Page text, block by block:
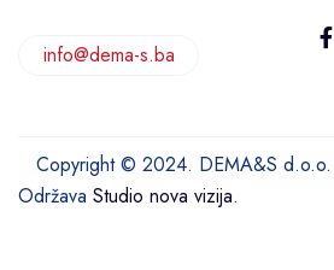
info@dema-s.ba
Copyright © 2024. DEMA&S d.o.o.
Održava Studio nova vizija.